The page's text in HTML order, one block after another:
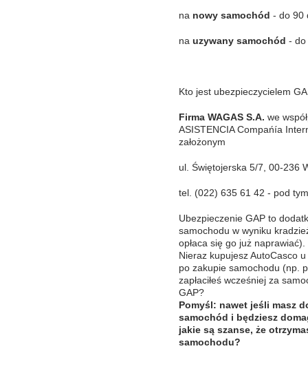
na nowy samochód - do 90
na uzywany samochód - do
Kto jest ubezpieczycielem
Firma WAGAS S.A. we
ASISTENCIA Compańía
założonym
ul. Świętojerska 5/7, 00-236
tel. (022) 635 61 42 - pod
Ubezpieczenie GAP to
samochodu w wyniku
opłaca się go już naprawiać).
Nieraz kupujesz AutoCasco
po zakupie samochodu (np.
zapłaciłeś wcześniej za
GAP?
Pomyśl: nawet jeśli masz
samochód i będziesz
jakie są szanse, że
samochodu?